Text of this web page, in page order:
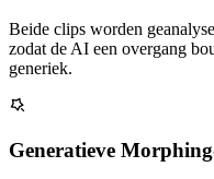
Beide clips worden
zodat de AI een overgang
generiek.
Generatieve